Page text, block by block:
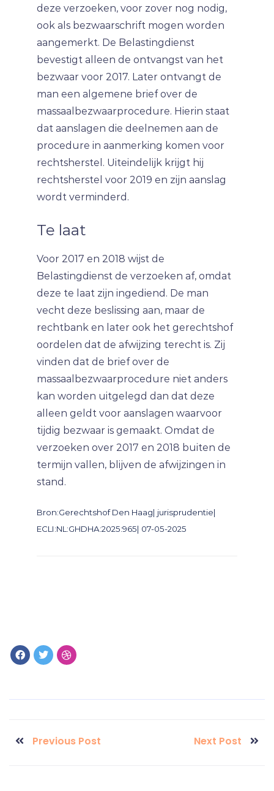
deze verzoeken, voor zover nog nodig,
ook als bezwaarschrift mogen worden
aangemerkt. De Belastingdienst
bevestigt alleen de ontvangst van het
bezwaar voor 2017. Later ontvangt de
man een algemene brief over de
massaalbezwaarprocedure. Hierin staat
dat aanslagen die deelnemen aan de
procedure in aanmerking komen voor
rechtsherstel. Uiteindelijk krijgt hij
rechtsherstel voor 2019 en zijn aanslag
wordt verminderd.
Te laat
Voor 2017 en 2018 wijst de
Belastingdienst de verzoeken af, omdat
deze te laat zijn ingediend. De man
vecht deze beslissing aan, maar de
rechtbank en later ook het gerechtshof
oordelen dat de afwijzing terecht is. Zij
vinden dat de brief over de
massaalbezwaarprocedure niet anders
kan worden uitgelegd dan dat deze
alleen geldt voor aanslagen waarvoor
tijdig bezwaar is gemaakt. Omdat de
verzoeken over 2017 en 2018 buiten de
termijn vallen, blijven de afwijzingen in
stand.
Bron:Gerechtshof Den Haag| jurisprudentie|
ECLI:NL:GHDHA:2025:965| 07-05-2025
Previous Post Next Post